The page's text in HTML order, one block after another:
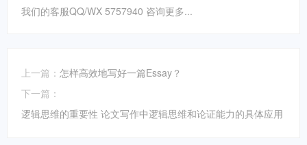
我们的客服QQ/WX 5757940 咨询更多...
上一篇： 怎样高效地写好一篇Essay？
下一篇：
逻辑思维的重要性 论文写作中逻辑思维和论证能力的具体应用